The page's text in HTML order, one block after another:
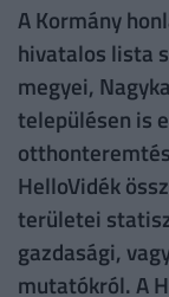
A Kormány
hivatalos lista
megyei,
településen is
HelloVidék
területei
gazdasági,
mutatókról. A